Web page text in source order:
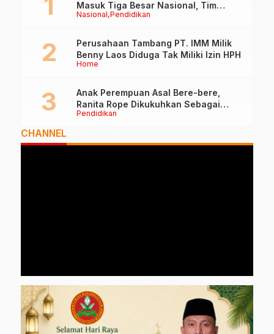
Nasional Pendidikan
Masuk Tiga Besar Nasional, Tim
Penilai Lakukan Visitasi di Ternate
Home
Perusahaan Tambang PT. IMM Milik
Benny Laos Diduga Tak Miliki Izin HPH
Pendidikan
Anak Perempuan Asal Bere-bere,
Ranita Rope Dikukuhkan Sebagai
Guru Besar dan Rektor Ummu
CHANNEL